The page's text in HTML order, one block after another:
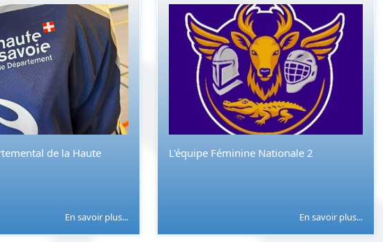
de la Haute
En savoir plus...
L'équipe Féminine Nationale 2
En savoir plus...